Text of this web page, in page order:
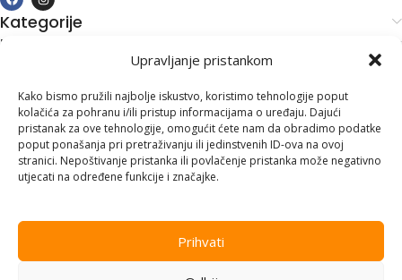
Upravljanje pristankom
Kako bismo pružili najbolje iskustvo, koristimo tehnologije poput
kolačića za pohranu i/ili pristup informacijama o uređaju. Dajući
pristanak za ove tehnologije, omogućit ćete nam da obradimo podatke
poput ponašanja pri pretraživanju ili jedinstvenih ID-ova na ovoj
stranici. Nepoštivanje pristanka ili povlačenje pristanka može negativno
utjecati na određene funkcije i značajke.
Prihvati
Kategorije
Kupovina i podrška
Kontakt informacije
Branilaca Bosne, 75 300 Lukavac
+387 35 555 999
info@pconer.ba